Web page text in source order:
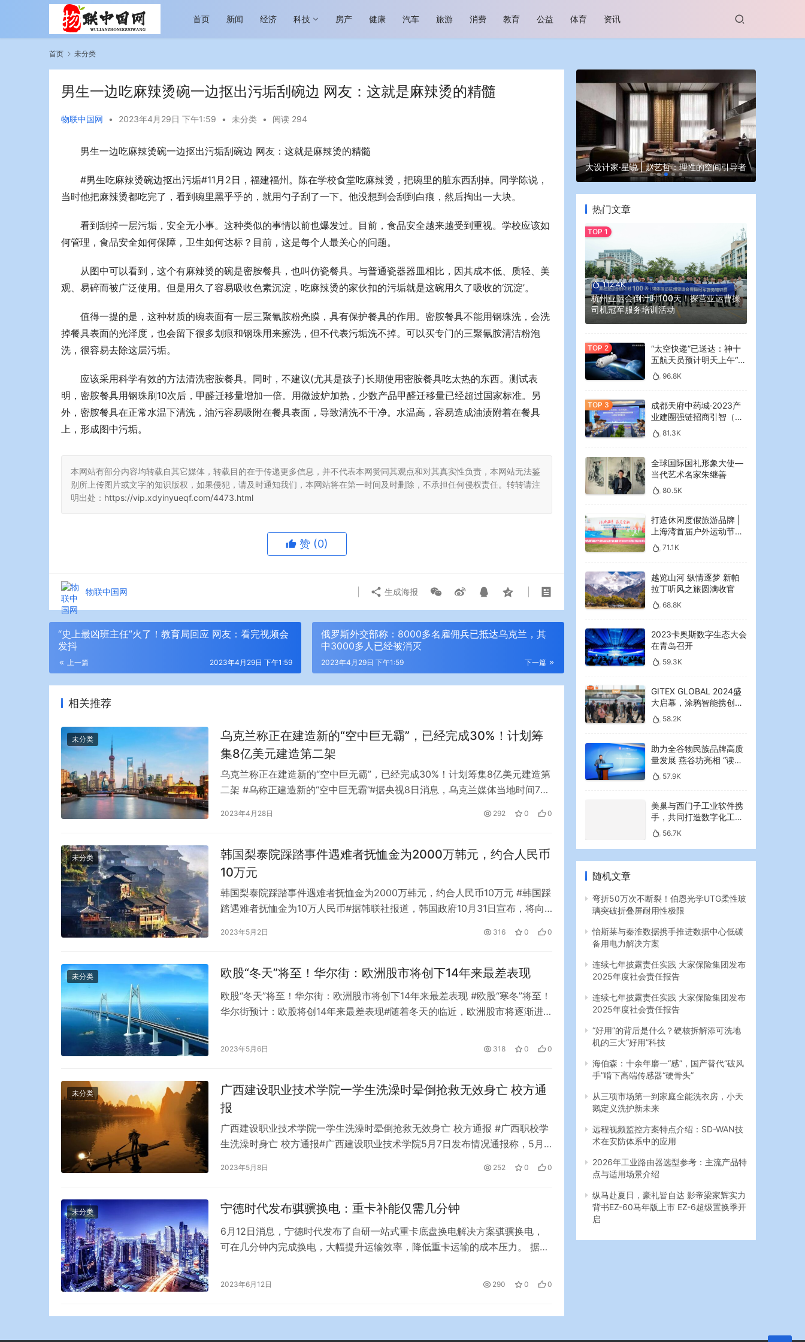
首页 新闻 经济 科技 房产 健康 汽车 旅游 消费 教育 公益 体育 资讯
首页 未分类
男生一边吃麻辣烫碗一边抠出污垢刮碗边 网友：这就是麻辣烫的精髓
物联中国网 • 2023年4月29日 下午1:59 • 未分类 • 阅读 294
男生一边吃麻辣烫碗一边抠出污垢刮碗边 网友：这就是麻辣烫的精髓
#男生吃麻辣烫碗边抠出污垢#11月2日，福建福州。陈在学校食堂吃麻辣烫，把碗里的脏东西刮掉。同学陈说，
当时他把麻辣烫都吃完了，看到碗里黑乎乎的，就用勺子刮了一下。他没想到会刮到白痕，然后掏出一大块。
看到刮掉一层污垢，安全无小事。这种类似的事情以前也爆发过。目前，食品安全越来越受到重视。学校应该如
何管理，食品安全如何保障，卫生如何达标？目前，这是每个人最关心的问题。
从图中可以看到，这个有麻辣烫的碗是密胺餐具，也叫仿瓷餐具。与普通瓷器器皿相比，因其成本低、质轻、美
观、易碎而被广泛使用。但是用久了容易吸收色素沉淀，吃麻辣烫的家伙扣的污垢就是这碗用久了吸收的‘沉淀’。
值得一提的是，这种材质的碗表面有一层三聚氰胺粉亮膜，具有保护餐具的作用。密胺餐具不能用钢珠洗，会洗
掉餐具表面的光泽度，也会留下很多划痕和钢珠用来擦洗，但不代表污垢洗不掉。可以买专门的三聚氰胺清洁粉泡
洗，很容易去除这层污垢。
应该采用科学有效的方法清洗密胺餐具。同时，不建议(尤其是孩子)长期使用密胺餐具吃太热的东西。测试表
明，密胺餐具用钢珠刷10次后，甲醛迁移量增加一倍。用微波炉加热，少数产品甲醛迁移量已经超过国家标准。另
外，密胺餐具在正常水温下清洗，油污容易吸附在餐具表面，导致清洗不干净。水温高，容易造成油渍附着在餐具
上，形成图中污垢。
本网站有部分内容均转载自其它媒体，转载目的在于传递更多信息，并不代表本网赞同其观点和对其真实性负责，本网站无法鉴
别所上传图片或文字的知识版权，如果侵犯，请及时通知我们，本网站将在第一时间及时删除，不承担任何侵权责任。转转请注
明出处： https://vip.xdyinyueqf.com/4473.html
赞 (0)
物联中国网 生成海报
“史上最凶班主任”火了！教育局回应 网友：看完视频会
发抖
上一篇 2023年4月29日 下午1:59
俄罗斯外交部称：8000多名雇佣兵已抵达乌克兰，其
中3000多人已经被消灭
下一篇
2023年4月29日 下午1:59
相关推荐
未分类
乌克兰称正在建造新的“空中巨无霸”，已经完成30%！计划筹
集8亿美元建造第二架
乌克兰称正在建造新的“空中巨无霸”，已经完成30%！计划筹集8亿美元建造第
二架 #乌称正建造新的“空中巨无霸”#据央视8日消息，乌克兰媒体当地时间7日
Gavrilov)表示，该公司已经开始建造新的安-225飞机，以取代2月份在基辅戈
2023年4月28日 292 0 0
未分类
韩国梨泰院踩踏事件遇难者抚恤金为2000万韩元，约合人民币
10万元
韩国梨泰院踩踏事件遇难者抚恤金为2000万韩元，约合人民币10万元 #韩国踩
踏遇难者抚恤金为10万人民币#据韩联社报道，韩国政府10月31日宣布，将向
中，遇难者家属抚恤金为2000万韩元(约合人民币10.2万元)，丧葬费高达1500
2023年5月2日 316 0 0
未分类 欧股“冬天”将至！华尔街：欧洲股市将创下14年来最差表现
欧股“冬天”将至！华尔街：欧洲股市将创下14年来最差表现 #欧股“寒冬”将至！
华尔街预计：欧股将创14年来最差表现#随着冬天的临近，欧洲股市将逐渐进
资者恐怕很难指望前几年的“圣诞老人行情”来挽救欧股的下跌。 欧股年底前很
2023年5月6日 318 0 0
未分类
广西建设职业技术学院一学生洗澡时晕倒抢救无效身亡 校方通
报
广西建设职业技术学院一学生洗澡时晕倒抢救无效身亡 校方通报 #广西职校学
生洗澡时身亡 校方通报#广西建设职业技术学院5月7日发布情况通报称，5月4
时抢救无效死亡。 目前警方已初步排除案件可能，某同学的确切死因还需相关
事…
2023年5月8日 252 0 0
未分类 宁德时代发布骐骥换电：重卡补能仅需几分钟
6月12日消息，宁德时代发布了自研一站式重卡底盘换电解决方案骐骥换电，
可在几分钟内完成换电，大幅提升运输效率，降低重卡运输的成本压力。 据了
中，骐骥换电块基于宁德时代第三代磷酸铁锂化学体系，同时采用无热扩散技
2023年6月12日 290 0 0
越览山河 纵情逐梦 新帕拉丁听风之旅即日
今年旅游市场进入恢复发展快车道 向“新”而
大设计家·星说 | 赵艺哲：理性的空间引导者
热门文章
112.4K
杭州亚运会倒计时100天！探营亚运曹操
司机冠军服务培训活动
“太空快递”已送达：神十
五航天员预计明天上午“拆
快递”96.8K
成都天府中药城·2023产
业建圈强链招商引智（大
湾区）专场推介会在广州
举行
81.3K
全球国际国礼形象大使—
当代艺术名家朱继善
80.5K
打造休闲度假旅游品牌 |
上海湾首届户外运动节暨
2023年海湾红叶节启幕
71.1K
越览山河 纵情逐梦 新帕
拉丁听风之旅圆满收官
68.8K
2023卡奥斯数字生态大会
在青岛召开
59.3K
GITEX GLOBAL 2024盛
大启幕，涂鸦智能携创新
AI解决方案引领中东可持
续未来
58.2K
助力全谷物民族品牌高质
量发展 燕谷坊亮相 “读懂
中国”国际会议
57.9K
美巢与西门子工业软件携
手，共同打造数字化工业
新篇章
56.7K
随机文章
弯折50万次不断裂！伯恩光学UTG柔性玻
璃突破折叠屏耐用性极限
怡斯莱与秦淮数据携手推进数据中心低碳
备用电力解决方案
连续七年披露责任实践 大家保险集团发布
2025年度社会责任报告
连续七年披露责任实践 大家保险集团发布
2025年度社会责任报告
“好用”的背后是什么？硬核拆解添可洗地
机的三大“好用”科技
海伯森：十余年磨一“感”，国产替代“破风
手”啃下高端传感器“硬骨头”
从三项市场第一到家庭全能洗衣房，小天
鹅定义洗护新未来
远程视频监控方案特点介绍：SD-WAN技
术在安防体系中的应用
2026年工业路由器选型参考：主流产品特
点与适用场景介绍
纵马赴夏日，豪礼皆自达 影帝梁家辉实力
背书EZ-60马年版上市 EZ-6超级置换季开
启